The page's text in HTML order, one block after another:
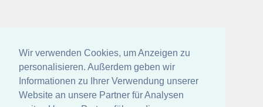
Wir verwenden Cookies, um Anzeigen zu
personalisieren. Außerdem geben wir
Informationen zu Ihrer Verwendung unserer
Website an unsere Partner für Analysen